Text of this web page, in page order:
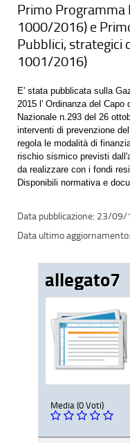
Primo Programma
1000/2016) e
Pubblici, strategici
1001/2016)
E' stata pubblicata sulla
2015 l' Ordinanza del Capo
Nazionale n.293 del 26
interventi di prevenzione
regola le modalità di
rischio sismico previsti
da realizzare con i fondi
Disponibili normativa e
23/09/
allegato7
Media (0 Voti)